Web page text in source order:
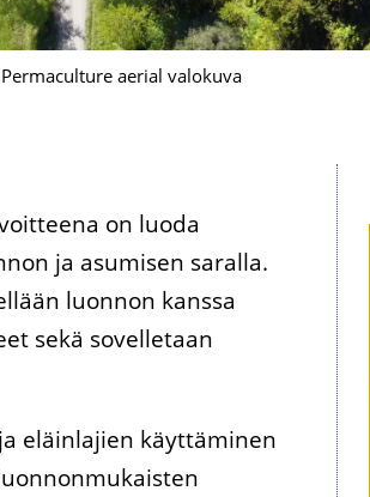
aerial valokuva
on luoda
ja asumisen saralla.
luonnon kanssa
sekä sovelletaan
eläinlajien käyttäminen